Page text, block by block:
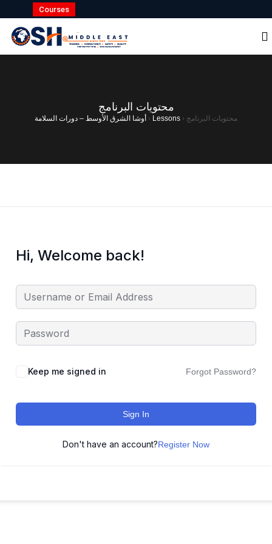
Courses
محتويات البرنامج
أوشا الشرق الأوسط – دورات السلامة › Lessons › محتويات البرنامج
Hi, Welcome back!
Keep me signed in Forgot Password?
Sign In
Don't have an account?Register Now